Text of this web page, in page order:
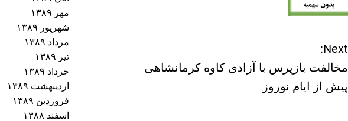
Next:
مخالفت بازپرس با آزادی کاوه کرمانشاهی
پیش از ایام نوروز
مهر ۱۳۸۹
شهریور ۱۳۸۹
مرداد ۱۳۸۹
تیر ۱۳۸۹
خرداد ۱۳۸۹
اردیبهشت ۱۳۸۹
فروردین ۱۳۸۹
اسفند ۱۳۸۸